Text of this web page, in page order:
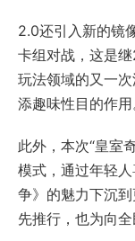
2.0还引入新的镜
卡组对战，这是
玩法领域的又一
添趣味性目的作用
此外，本次“皇室
模式，通过年轻
争》的魅力下沉
先推行，也为向